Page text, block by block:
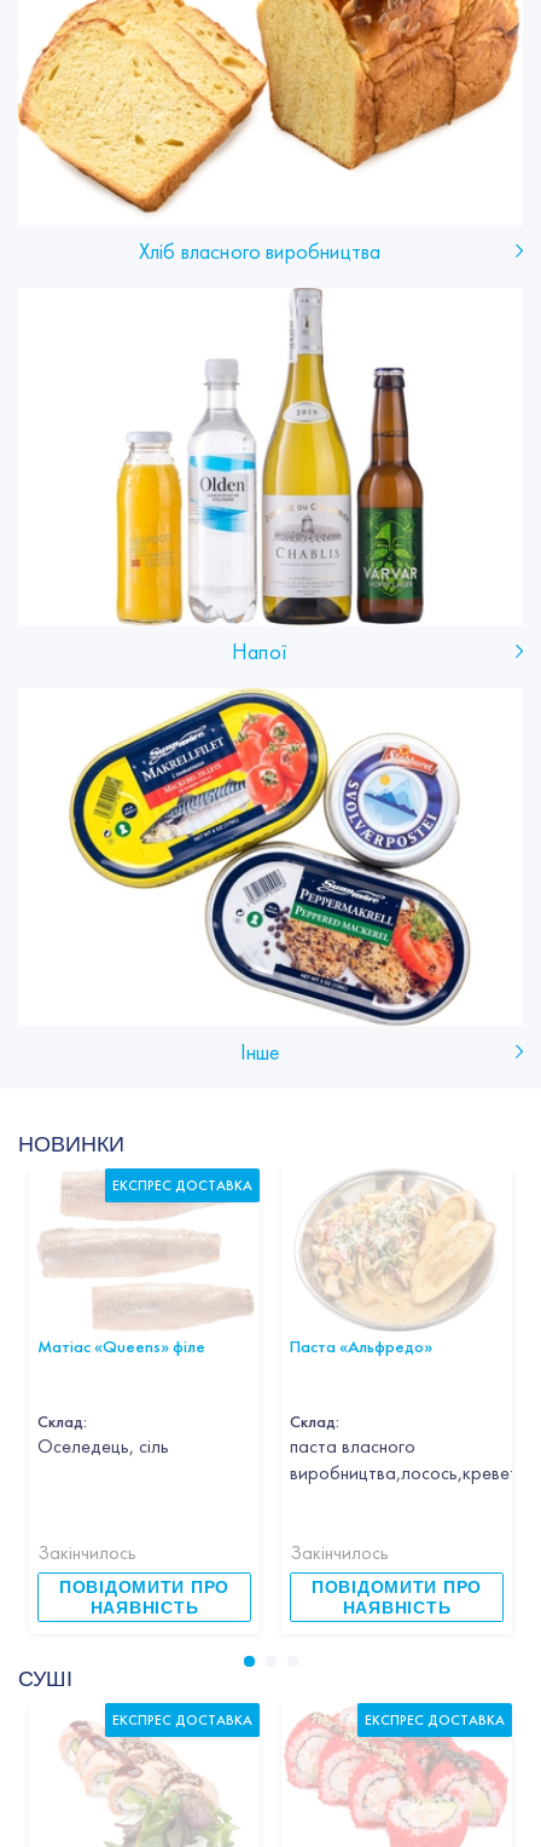
Хліб власного виробництва
Напої
Інше
НОВИНКИ
Матіас «Queens» філе
Склад:
Оселедець, сіль
Закінчилось
ПОВІДОМИТИ ПРО
НАЯВНІСТЬ
ЕКСПРЕС ДОСТАВКА
Паста «Альфредо»
Склад:
паста власного
Закінчилось
ПОВІДОМИТИ ПРО
НАЯВНІСТЬ
СУШІ
ЕКСПРЕС ДОСТАВКА ЕКСПРЕС ДОСТАВКА